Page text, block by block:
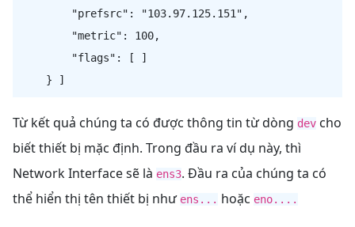
        "prefsrc": "103.97.125.151",
        "metric": 100,
        "flags": [ ]
Từ kết quả chúng ta có được thông tin từ dòng dev cho
biết thiết bị mặc định. Trong đầu ra ví dụ này, thì
Network Interface sẽ là ens3. Đầu ra của chúng ta có
thể hiển thị tên thiết bị như ens... hoặc eno....